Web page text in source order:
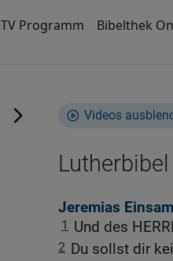
TV Programm Bibelthek
Videos
Jeremias
1 Und des
2 Du sollst dir